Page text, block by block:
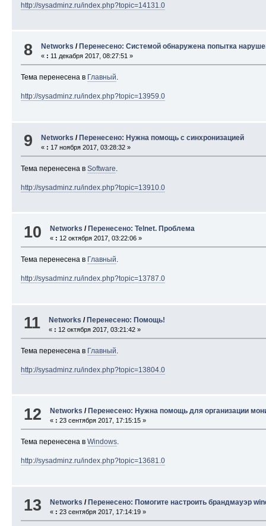
http://sysadminz.ru/index.php?topic=14131.0
8 Networks / Перенесено: Системой обнаружена попытка
« : 11 декабря 2017, 08:27:51 »
Тема перенесена в Главный.
http://sysadminz.ru/index.php?topic=13959.0
9 Networks /Перенесено: Нужна помощь с синхронизацией
« : 17 ноября 2017, 03:28:32 »
Тема перенесена в Software
http://sysadminz.ru/index.php?topic=13910.0
10 Networks / Перенесено: Telnet. Проблема
« : 12 октября 2017, 03:22:06 »
Тема перенесена в Главный.
http://sysadminz.ru/index.php?topic=13787.0
11 Networks /Перенесено: Помощь!
« : 12 октября 2017, 03:21:42 »
Тема перенесена в Главный
http://sysadminz.ru/index.php?topic=13804.0
12 Networks / Перенесено: Нужна помощь для организации
« : 23 сентября 2017, 17:15:15 »
Тема перенесена в Windows.
http://sysadminz.ru/index.php?topic=13681.0
13 Networks /Перенесено: Помогите настроить брандмауэр
« : 23 сентября 2017, 17:14:19 »